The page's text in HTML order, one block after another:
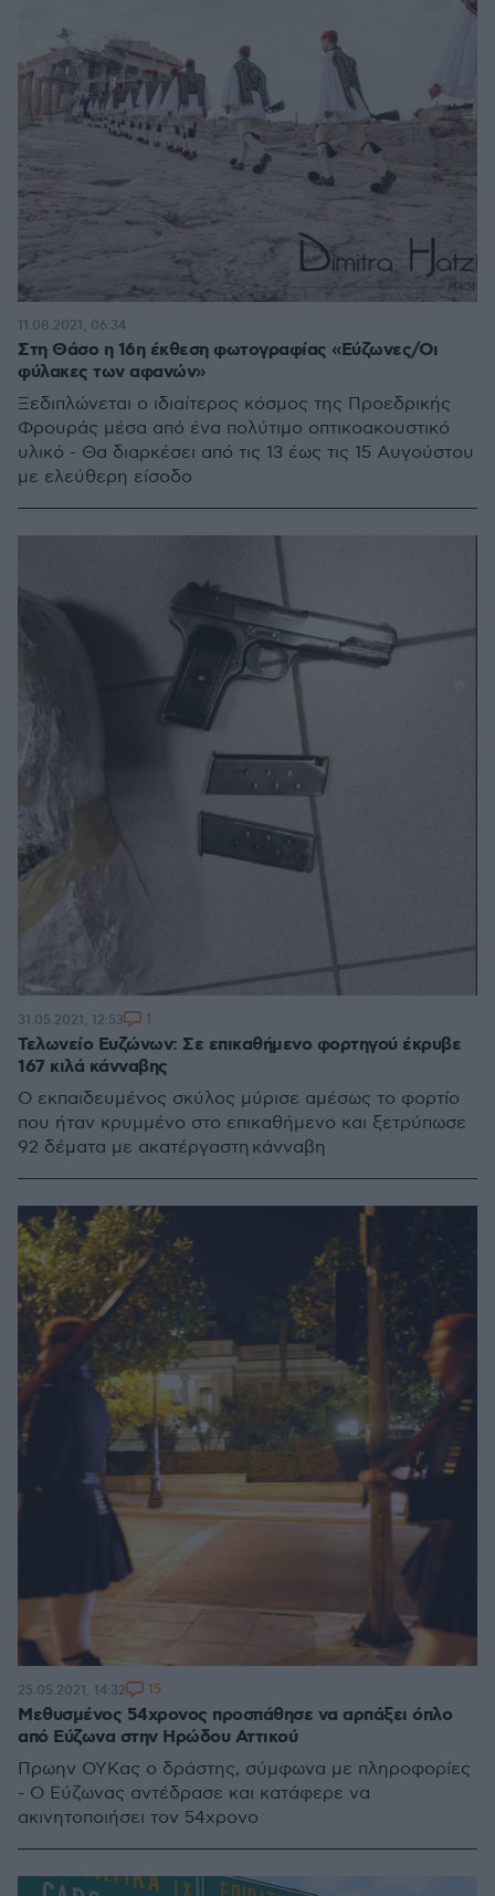
Στη Θάσο η 16η έκθεση φωτογραφίας «Εύζωνες/Οι
φύλακες των αφανών»
Ξεδιπλώνεται ο ιδιαίτερος κόσμος της Προεδρικής
Φρουράς μέσα από ένα πολύτιμο οπτικοακουστικό
υλικό - Θα διαρκέσει από τις 13 έως τις 15 Αυγούστου
με ελεύθερη είσοδο
11.08.2021, 06:34
Τελωνείο Ευζώνων: Σε επικαθήμενο φορτηγού έκρυβε
167 κιλά κάνναβης
Ο εκπαιδευμένος σκύλος μύρισε αμέσως το φορτίο
που ήταν κρυμμένο στο επικαθήμενο και ξετρύπωσε
92 δέματα με ακατέργαστη κάνναβη
31.05.2021, 12:53 1
Μεθυσμένος 54χρονος προσπάθησε να αρπάξει όπλο
από Εύζωνα στην Ηρώδου Αττικού
Πρωην ΟΥΚας ο δράστης, σύμφωνα με πληροφορίες
- Ο Εύζωνας αντέδρασε και κατάφερε να
ακινητοποιήσει τον 54χρονο
25.05.2021, 14:32 15